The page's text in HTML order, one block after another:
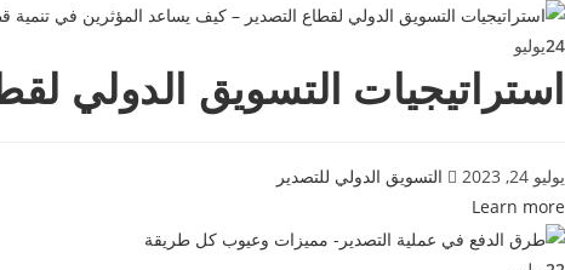
24يوليو
استراتيجيات التسويق الدولي
يوليو 24, 2023
التسويق الدولي للتصدير
Learn more